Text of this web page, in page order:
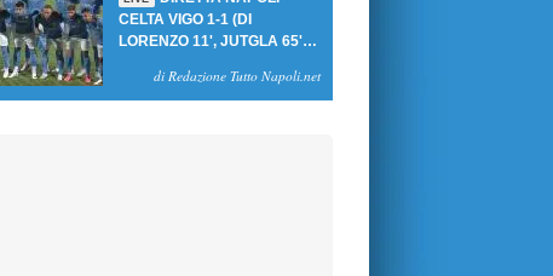
CELTA VIGO 1-1 (DI
LORENZO 11', JUTGLA 65'):
BRUYNE NEGA LA
di Redazione Tutto Napoli.net